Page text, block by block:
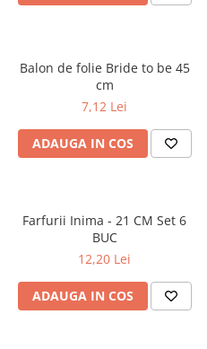
Balon de folie Bride to be 45
cm
7,12 Lei
ADAUGA IN COS
Farfurii Inima - 21 CM Set 6
BUC
12,20 Lei
ADAUGA IN COS